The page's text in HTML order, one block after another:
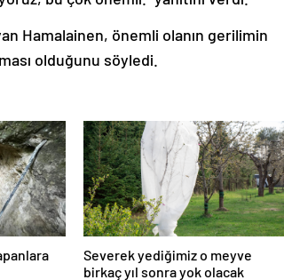
Hamalainen, önemli olanın gerilimin
olduğunu söyledi.
Severek yediğimiz o meyve
birkaç yıl sonra yok olacak